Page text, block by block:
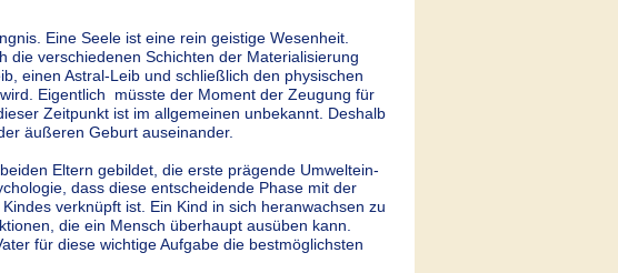
Eine Seele ist eine rein geistige Wesenheit.
die verschiedenen Schichten der Materialisierung
einen Astral-Leib und schließlich den physischen
Eigentlich  müsste der Moment der Zeugung für
Zeitpunkt ist im allgemeinen unbekannt. Deshalb
äußeren Geburt auseinander.
Eltern gebildet, die erste prägende Umweltein-
dass diese entscheidende Phase mit der
verknüpft ist. Ein Kind in sich heranwachsen zu
die ein Mensch überhaupt ausüben kann.
für diese wichtige Aufgabe die bestmöglichsten